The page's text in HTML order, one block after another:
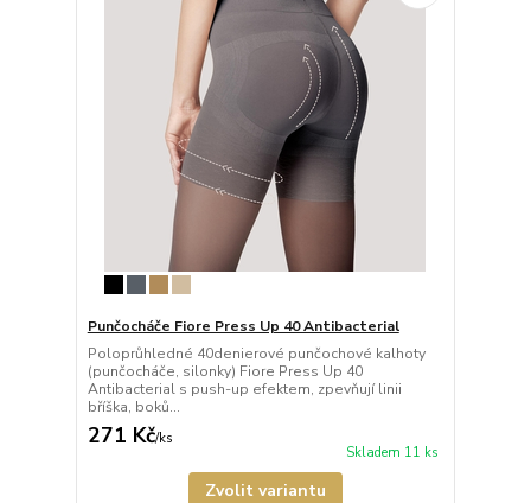
Punčocháče Fiore Press Up 40 Antibacterial
Poloprůhledné 40denierové punčochové kalhoty
(punčocháče, silonky) Fiore Press Up 40
Antibacterial s push-up efektem, zpevňují linii
bříška, boků...
271 Kč/ks
Skladem 11 ks
Zvolit variantu